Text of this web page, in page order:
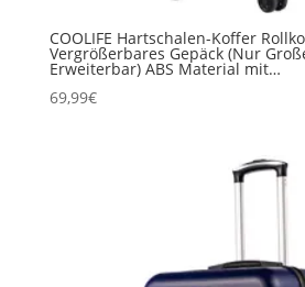
COOLIFE Hartschalen-Koffer
Vergrößerbares Gepäck (Nur
Erweiterbar) ABS Material mit…
69,99€